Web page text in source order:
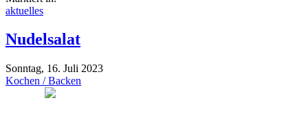
aktuelles
Nudelsalat
Sonntag, 16. Juli 2023
Kochen / Backen